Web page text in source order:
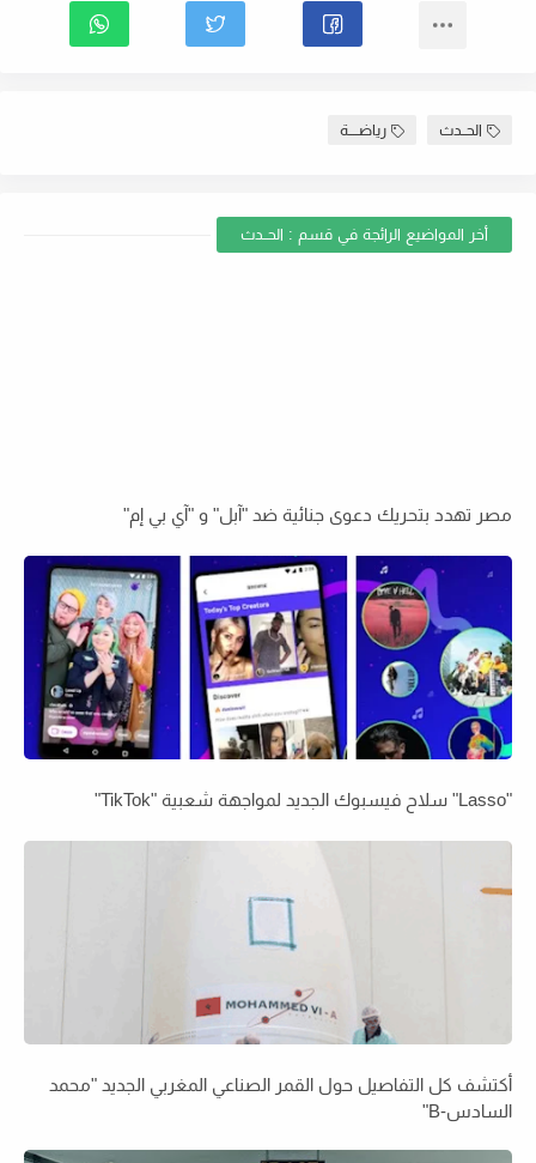
الحــدث رياضــــة
أخر المواضيع الرائجة في قسم : الحــدث
مصر تهدد بتحريك دعوى جنائية ضد "آبل" و "آي بي إم"
"Lasso" سلاح فيسبوك الجديد لمواجهة شعبية "TikTok"
أكتشف كل التفاصيل حول القمر الصناعي المغربي الجديد "محمد
السادس-B"